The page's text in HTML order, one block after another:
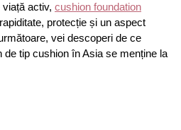
activ, cushion foundation
protecție și un aspect
vei descoperi de ce
de tip cushion în Asia se menține la